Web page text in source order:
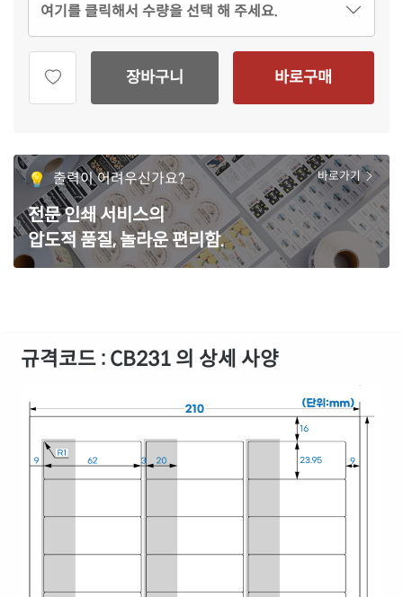
여기를 클릭해서 수량을 선택 해 주세요.
장바구니 바로구매
출력이 어려우신가요?
전문 인쇄 서비스의
압도적 품질, 놀라운 편리함.
바로가기
규격코드 : CB231 의 상세 사양